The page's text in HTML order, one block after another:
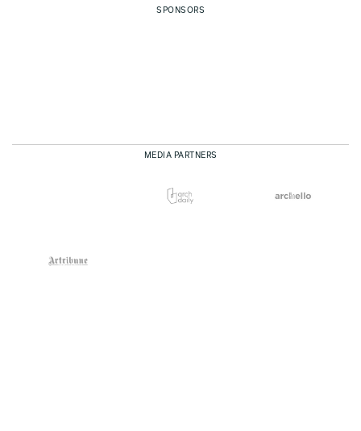
SPONSORS
MEDIA PARTNERS